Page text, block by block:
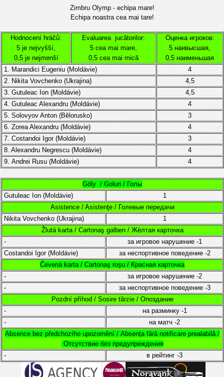
Zimbru Olymp - echipa mare!
Echipa noastra cea mai tare!
Hodnocení hráčů:
5 je nejvyšší,
0,5 je nejmenší
Evaluarea jucătorilor:
5 cea mai mare,
0,5 cea mai mică
Оценка игроков:
5 наивысшая,
0,5 наименьшая
1. Marandici Eugeniu (Moldávie)
4
2. Nikita Vovchenko (Ukrajina)
4,5
3. Gutuleac Ion (Moldávie)
4,5
4. Gutuleac Alexandru (Moldávie)
4
5. Solovyov Anton (Bělorusko)
3
6. Zorea Alexandru (Moldávie)
4
7. Costandoi Igor (Moldávie)
3
8. Alexandru Negrescu (Moldávie)
4
9. Andrei Rusu (Moldávie) 4
Góly / Goluri / Голы
Gutuleac Ion (Moldávie)
1
Asistence / Asistenţe / Голевые передачи
Nikita Vovchenko (Ukrajina)
1
Žlutá karta / Cartonaş galben / Жёлтая карточка
-
за игровое нарушение -1
Costandoi Igor (Moldávie) за неспортивное поведение -2
Čevená karta / Cartonaş roşu / Красная карточка
-
за игровое нарушение -2
-
за неспортивное поведение -3
Pozdní příhod / Sosire târzie / Опоздание
-
на разминку -1
-
на матч -2
Absence bez předchozího upozornění / Absența fără notificare prealabilă /
Отсутствие без предупреждения
-
в рейтинг -3